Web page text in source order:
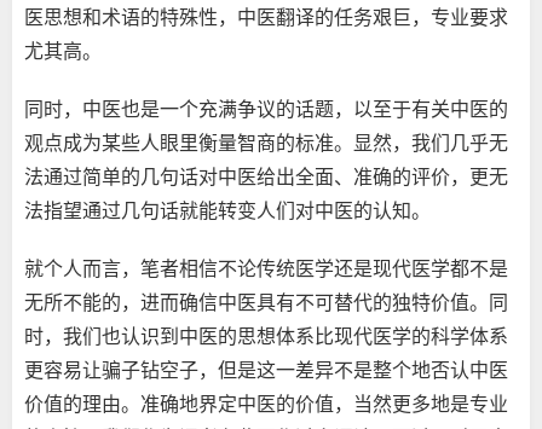
医思想和术语的特殊性，中医翻译的任务艰巨，专业要求
尤其高。
同时，中医也是一个充满争议的话题，以至于有关中医的
观点成为某些人眼里衡量智商的标准。显然，我们几乎无
法通过简单的几句话对中医给出全面、准确的评价，更无
法指望通过几句话就能转变人们对中医的认知。
就个人而言，笔者相信不论传统医学还是现代医学都不是
无所不能的，进而确信中医具有不可替代的独特价值。同
时，我们也认识到中医的思想体系比现代医学的科学体系
更容易让骗子钻空子，但是这一差异不是整个地否认中医
价值的理由。准确地界定中医的价值，当然更多地是专业